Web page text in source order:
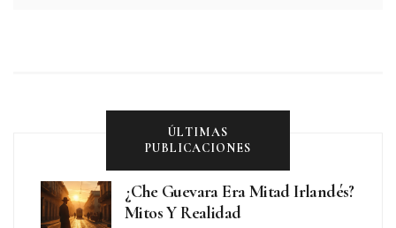
ÚLTIMAS
PUBLICACIONES
¿Che Guevara Era Mitad Irlandés?
Mitos Y Realidad